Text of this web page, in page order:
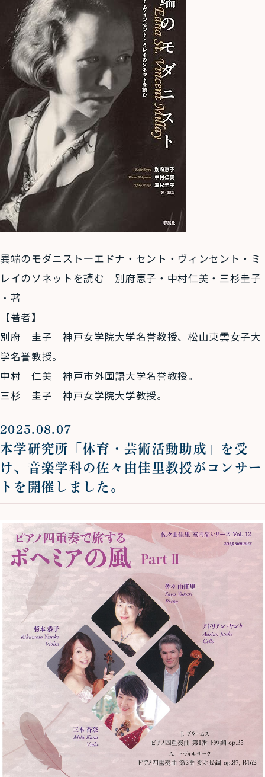
異端のモダニスト―エドナ・セント・ヴィンセント・ミ
レイのソネットを読む 別府恵子・中村仁美・三杉圭子
・著
【著者】
別府 圭子 神戸女学院大学名誉教授、松山東雲女子大
学名誉教授。
中村 仁美 神戸市外国語大学名誉教授。
三杉 圭子 神戸女学院大学教授。
2025.08.07
本学研究所「体育・芸術活動助成」を受
け、音楽学科の佐々由佳里教授がコンサー
トを開催しました。